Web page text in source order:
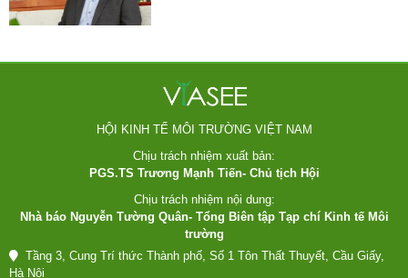
HỘI KINH TẾ MÔI TRƯỜNG VIỆT NAM
Chịu trách nhiệm xuất bản:
PGS.TS Trương Mạnh Tiến- Chủ tịch Hội
Chịu trách nhiệm nội dung:
Nhà báo Nguyễn Tường Quân- Tổng Biên tập Tạp chí Kinh tế Môi
trường
Tầng 3, Cung Trí thức Thành phố, Số 1 Tôn Thất Thuyết, Cầu Giấy,
Hà Nội